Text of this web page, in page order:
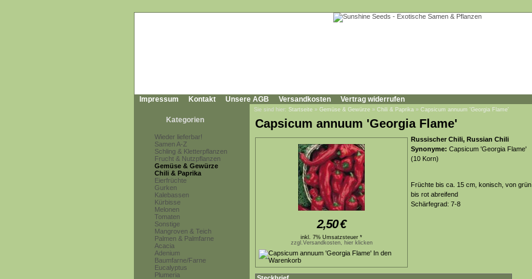
Impressum Kontakt Unsere AGB Versandkosten Vertrag widerrufen
Kategorien
Wieder lieferbar!
Samen A-Z
Schling & Kletterpflanzen
Frucht & Nutzpflanzen
Gemüse & Gewürze
Chili & Paprika
Eierfrüchte
Gurken
Kalebassen
Kürbisse
Melonen
Tomaten
Sonstige
Mangroven & Teich
Palmen & Palmfarne
Acacia
Adenium
Baumfarne/Farne
Eucalyptus
Plumeria
Sie sind hier: Startseite » Gemüse & Gewürze » Chili & Paprika » Capsicum annuum 'Georgia Flame'
Capsicum annuum 'Georgia Flame'
2,50€
inkl. 7% Umsatzsteuer *
zzgl.Versandkosten, hier klicken
Russischer Chili, Russian Chili
Synonyme: Capsicum 'Georgia Flame'
(10 Korn)
Früchte bis ca. 15 cm, konisch, von grün
bis rot abreifend
Schärfegrad: 7-8